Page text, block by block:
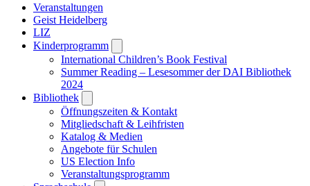
Veranstaltungen
Geist Heidelberg
LIZ
Kinderprogramm
submenu
International Children’s Book Festival
Summer Reading – Lesesommer der DAI Bibliothek
2024
Bibliothek
submenu
Öffnungszeiten & Kontakt
Mitgliedschaft & Leihfristen
Katalog & Medien
Angebote für Schulen
US Election Info
Veranstaltungsprogramm